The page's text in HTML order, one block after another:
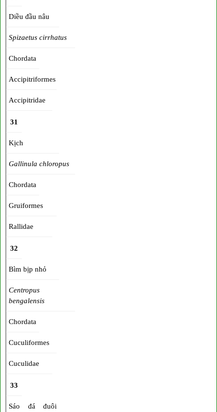
Diều đầu nâu
Spizaetus cirrhatus
Chordata
Accipitriformes
Accipitridae
31
Kịch
Gallinula chloropus
Chordata
Gruiformes
Rallidae
32
Bìm bịp nhỏ
Centropus
bengalensis
Chordata
Cuculiformes
Cuculidae
33
Sáo đá đuôi